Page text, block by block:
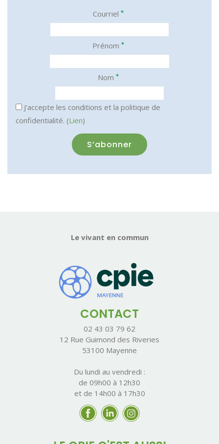
Courriel *
Prénom *
Nom *
J'accepte les conditions et la politique de
confidentialité. (Lien)
Le vivant en commun
CONTACT
02 43 03 79 62
12 Rue Guimond des Riveries
53100 Mayenne
Du lundi au vendredi :
de 09h00 à 12h30
et de 14h00 à 17h30